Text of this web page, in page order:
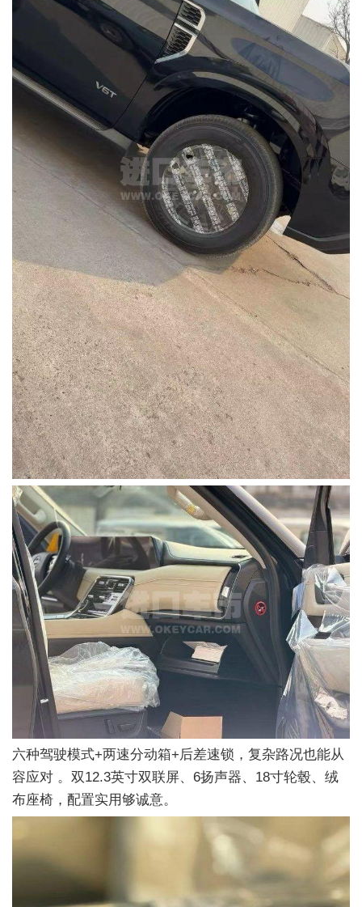
六种驾驶模式+两速分动箱+后差速锁，复杂路况也能从
容应对 。双12.3英寸双联屏、6扬声器、18寸轮毂、绒
布座椅，配置实用够诚意。